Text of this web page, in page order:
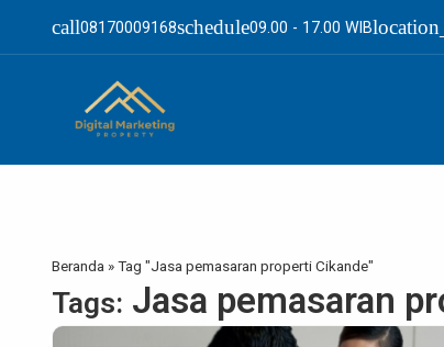
call08170009168schedule09.00 - 17.00 WIB
Beranda »Tag "Jasa pemasaran properti Cikande"
Tags: Jasa pemasaran